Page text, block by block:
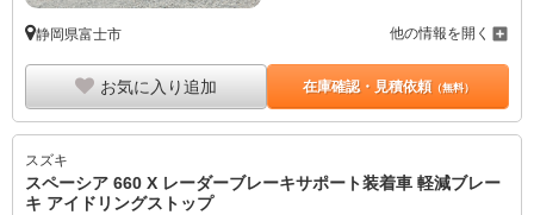
静岡県富士市 他の情報を開く
お気に入り追加 在庫確認・見積依頼（無料）
スズキ
スペーシア 660 X レーダーブレーキサポート装着車 軽減ブレー
キ アイドリングストップ